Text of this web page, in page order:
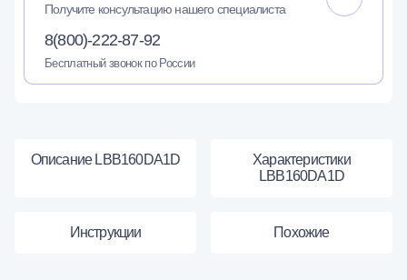
Получите консультацию нашего специалиста
8(800)-222-87-92
Бесплатный звонок по России
Описание LBB160DA1D
Характеристики
LBB160DA1D
Инструкции Похожие